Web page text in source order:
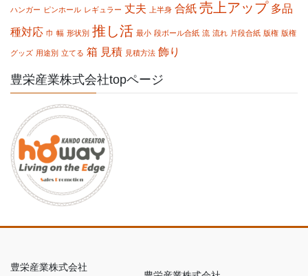
ハンガー ピンホール レギュラー 丈夫 上半身 合紙 売上アップ 多品
種対応 巾 幅 形状別 推し活 最小 段ボール合紙 流 流れ 片段合紙 版権 版権
グッズ 用途別 立てる 箱 見積 見積方法 飾り
豊栄産業株式会社topページ
豊栄産業株式会社